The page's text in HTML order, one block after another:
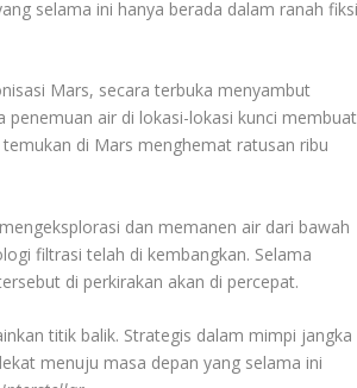
selama ini hanya berada dalam ranah fiksi
Mars, secara terbuka menyambut
penemuan air di lokasi-lokasi kunci membuat
di Mars menghemat ratusan ribu
dan memanen air dari bawah
filtrasi telah di kembangkan. Selama
di perkirakan akan di percepat.
titik balik. Strategis dalam mimpi jangka
menuju masa depan yang selama ini